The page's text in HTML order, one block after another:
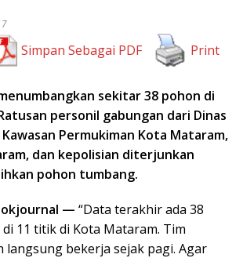
Simpan Sebagai PDF Print
sekitar 38 pohon di
personil gabungan dari Dinas
Permukiman Kota Mataram,
dan kepolisian diterjunkan
pohon tumbang.
— “Data terakhir ada 38
11 titik di Kota Mataram. Tim
langsung bekerja sejak pagi. Agar